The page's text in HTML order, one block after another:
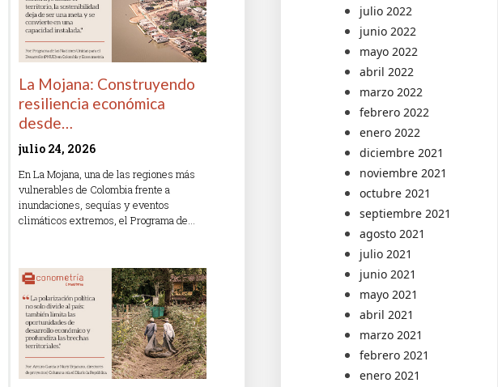
La Mojana: Construyendo
resiliencia económica
desde…
julio 24, 2026
En La Mojana, una de las regiones más
vulnerables de Colombia frente a
inundaciones, sequías y eventos
climáticos extremos, el Programa de…
julio 2022
junio 2022
mayo 2022
abril 2022
marzo 2022
febrero 2022
enero 2022
diciembre 2021
noviembre 2021
octubre 2021
septiembre 2021
agosto 2021
julio 2021
junio 2021
mayo 2021
abril 2021
marzo 2021
febrero 2021
enero 2021